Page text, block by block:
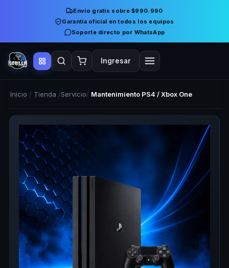
Envío gratis sobre $990.990
Garantía oficial en todos los equipos
Soporte directo por WhatsApp
Ingresar
Inicio / Tienda /Servicio/ Mantenimiento PS4 / Xbox One